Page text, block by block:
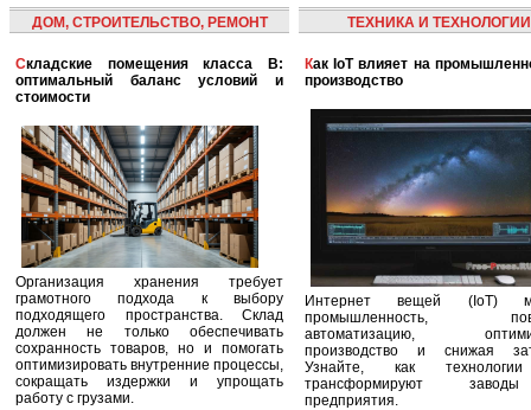
ДОМ, СТРОИТЕЛЬСТВО, РЕМОНТ
Складские помещения класса B:
оптимальный баланс условий и
стоимости
Организация хранения требует
грамотного подхода к выбору
подходящего пространства. Склад
должен не только обеспечивать
сохранность товаров, но и помогать
оптимизировать внутренние процессы,
сокращать издержки и упрощать
работу с грузами.
ТЕХНИКА И ТЕХНОЛОГИИ
Как IoT влияет на промышленность и
производство
Интернет вещей (IoT)
промышленность,
автоматизацию,
производство и снижая
Узнайте, как
трансформируют
предприятия.